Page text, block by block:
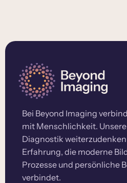
Bei Beyond Imaging
mit Menschlichkeit.
Diagnostik
Erfahrung, die moderne
Prozesse und persönliche
verbindet.